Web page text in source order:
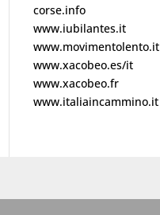
corse.info
www.iubilantes.it
www.movimentolento.it
www.xacobeo.es/it
www.xacobeo.fr
www.italiaincammino.it